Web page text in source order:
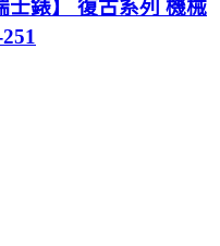
士錶】 復古系列 機械